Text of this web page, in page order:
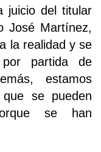
juicio del titular
José Martínez,
la realidad y se
por partida de
estamos
que se pueden
se han